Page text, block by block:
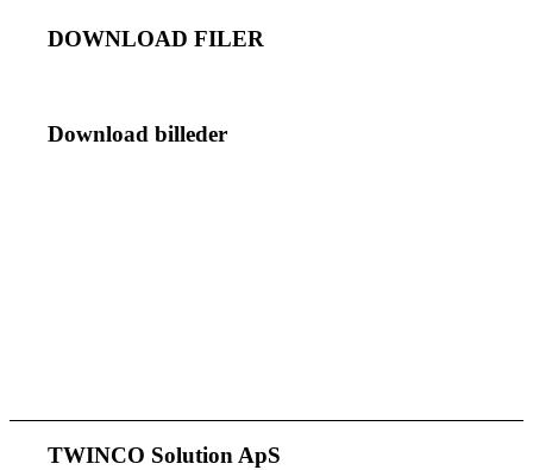
DOWNLOAD FILER
Download billeder
TWINCO Solution ApS